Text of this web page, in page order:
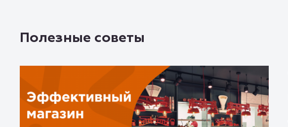
Полезные советы